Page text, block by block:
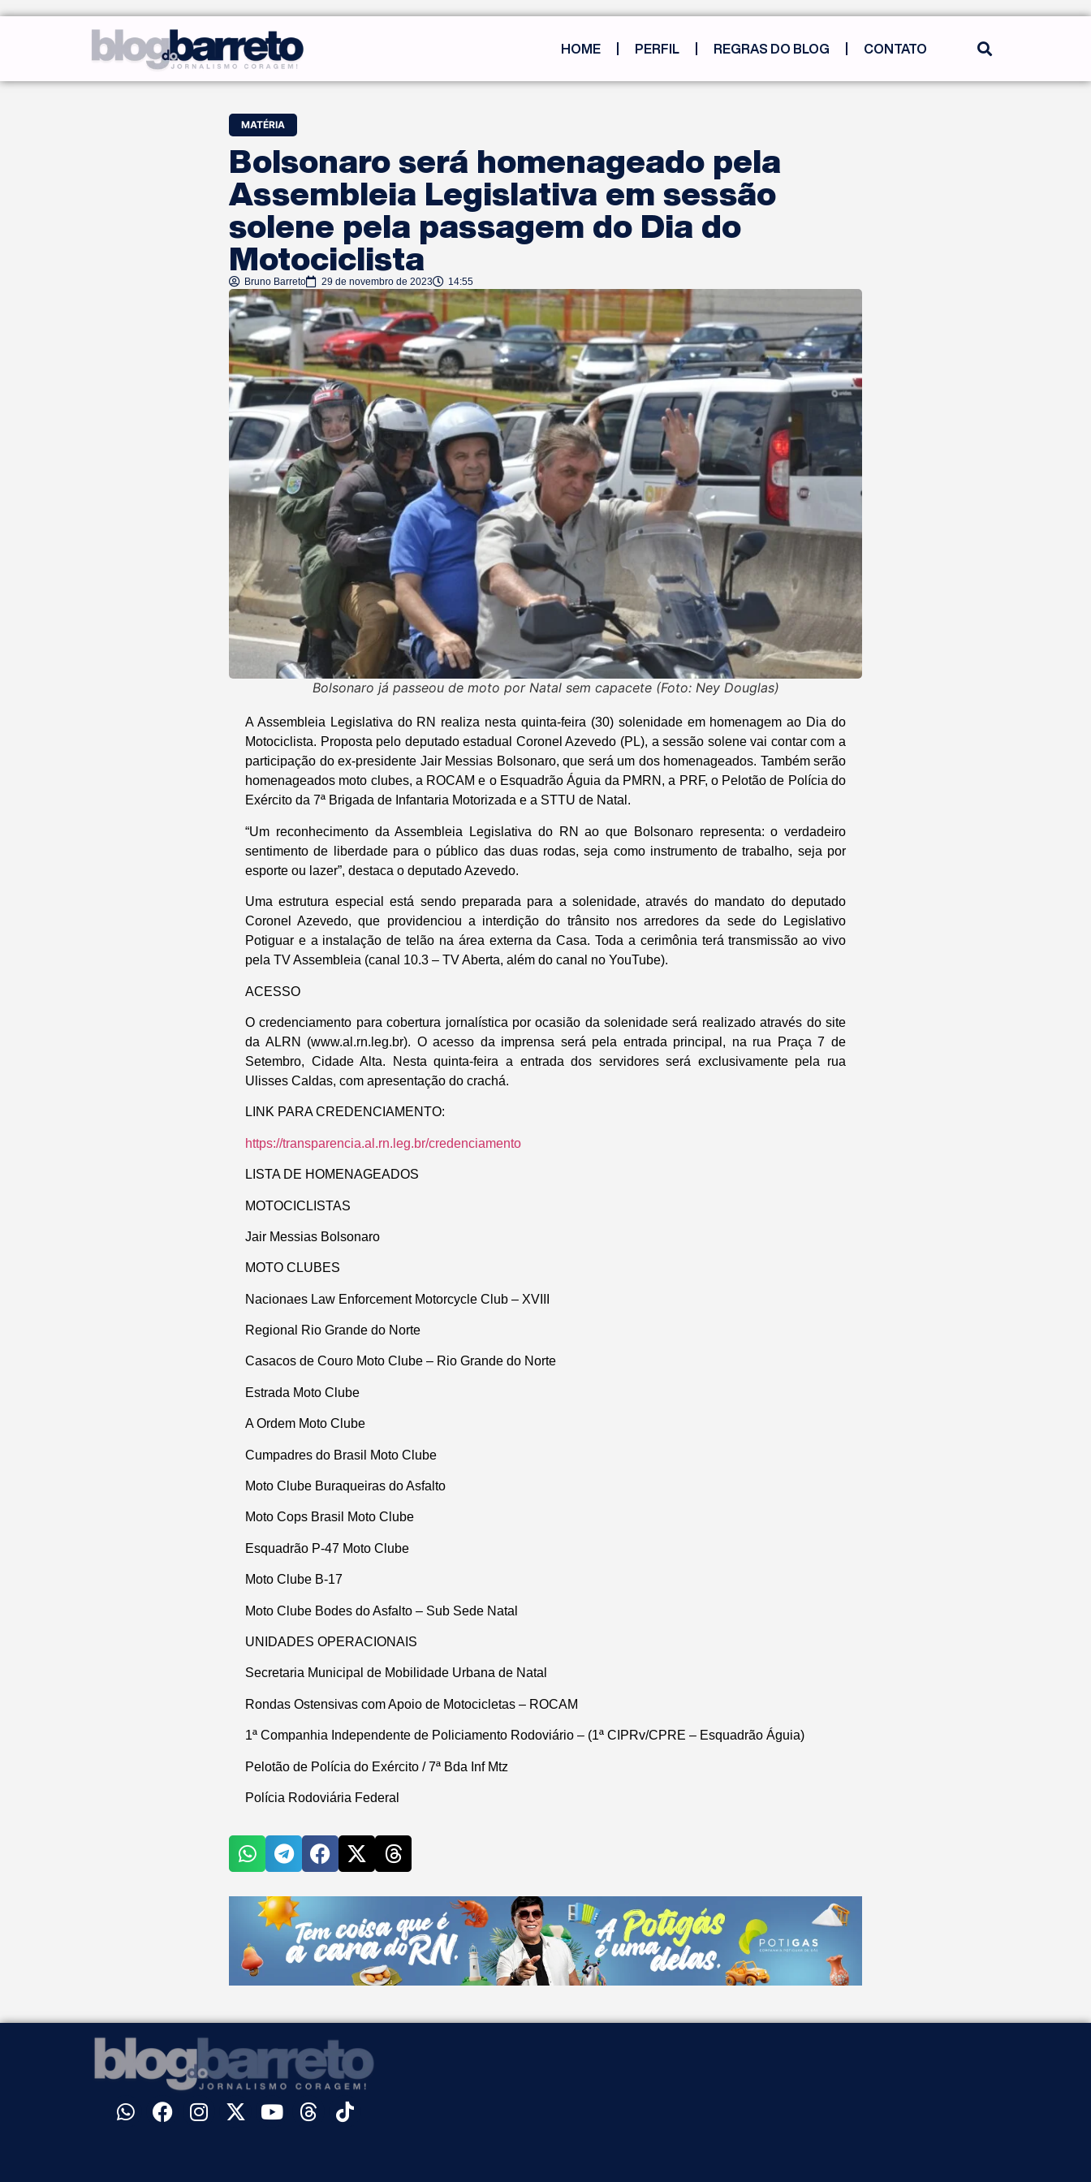
HOME PERFIL REGRAS DO BLOG CONTATO
MATÉRIA
Bolsonaro será homenageado pela
Assembleia Legislativa em sessão
solene pela passagem do Dia do
Motociclista
Bruno Barreto 29 de novembro de 2023 14:55
Bolsonaro já passeou de moto por Natal sem capacete (Foto: Ney Douglas)
A Assembleia Legislativa do RN realiza nesta quinta-feira (30) solenidade em homenagem ao Dia do
Motociclista. Proposta pelo deputado estadual Coronel Azevedo (PL), a sessão solene vai contar com a
participação do ex-presidente Jair Messias Bolsonaro, que será um dos homenageados. Também serão
homenageados moto clubes, a ROCAM e o Esquadrão Águia da PMRN, a PRF, o Pelotão de Polícia do
Exército da 7ª Brigada de Infantaria Motorizada e a STTU de Natal.
“Um reconhecimento da Assembleia Legislativa do RN ao que Bolsonaro representa: o verdadeiro
sentimento de liberdade para o público das duas rodas, seja como instrumento de trabalho, seja por
esporte ou lazer”, destaca o deputado Azevedo.
Uma estrutura especial está sendo preparada para a solenidade, através do mandato do deputado
Coronel Azevedo, que providenciou a interdição do trânsito nos arredores da sede do Legislativo
Potiguar e a instalação de telão na área externa da Casa. Toda a cerimônia terá transmissão ao vivo
pela TV Assembleia (canal 10.3 – TV Aberta, além do canal no YouTube).
ACESSO
O credenciamento para cobertura jornalística por ocasião da solenidade será realizado através do site
da ALRN (www.al.rn.leg.br). O acesso da imprensa será pela entrada principal, na rua Praça 7 de
Setembro, Cidade Alta. Nesta quinta-feira a entrada dos servidores será exclusivamente pela rua
Ulisses Caldas, com apresentação do crachá.
LINK PARA CREDENCIAMENTO:
https://transparencia.al.rn.leg.br/credenciamento
LISTA DE HOMENAGEADOS
MOTOCICLISTAS
Jair Messias Bolsonaro
MOTO CLUBES
Nacionaes Law Enforcement Motorcycle Club – XVIII
Regional Rio Grande do Norte
Casacos de Couro Moto Clube – Rio Grande do Norte
Estrada Moto Clube
A Ordem Moto Clube
Cumpadres do Brasil Moto Clube
Moto Clube Buraqueiras do Asfalto
Moto Cops Brasil Moto Clube
Esquadrão P-47 Moto Clube
Moto Clube B-17
Moto Clube Bodes do Asfalto – Sub Sede Natal
UNIDADES OPERACIONAIS
Secretaria Municipal de Mobilidade Urbana de Natal
Rondas Ostensivas com Apoio de Motocicletas – ROCAM
1ª Companhia Independente de Policiamento Rodoviário – (1ª CIPRv/CPRE – Esquadrão Águia)
Pelotão de Polícia do Exército / 7ª Bda Inf Mtz
Polícia Rodoviária Federal